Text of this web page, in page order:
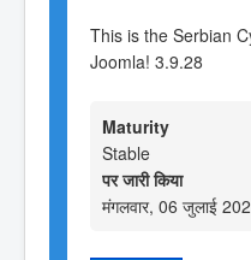
This is the Serbian
Joomla! 3.9.28
Maturity
Stable
पर जारी किया
मंगलवार, 06 जुलाई